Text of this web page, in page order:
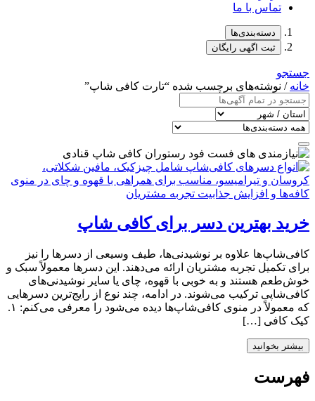
تماس با ما
دسته‌بندی‌ها
ثبت اگهی رایگان
جستجو
خانه / نوشته‌های برچسب شده “تارت‌ کافی شاپ”
خرید بهترین دسر برای کافی شاپ
کافی‌شاپ‌ها علاوه بر نوشیدنی‌ها، طیف وسیعی از دسرها را نیز
برای تکمیل تجربه مشتریان ارائه می‌دهند. این دسرها معمولاً سبک و
خوش‌طعم هستند و به خوبی با قهوه، چای یا سایر نوشیدنی‌های
کافی‌شاپی ترکیب می‌شوند. در ادامه، چند نوع از رایج‌ترین دسرهایی
که معمولاً در منوی کافی‌شاپ‌ها دیده می‌شود را معرفی می‌کنم: ۱.
کیک‌ کافی […]
بیشتر بخوانید
فهرست